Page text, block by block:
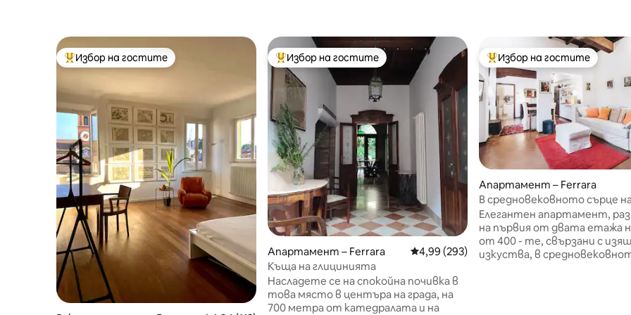
Най-популярен избор на гостите
Избор на гостите Най-популярен избор на гостите
Избор на гостите
Апартамент – Ferrara Средна оценка: 4,99 от 5, 293 отзива
4,99 (293)
Къща на глицинията
Насладете се на спокойна почивка в
това място в центъра на града, на
700 метра от катедралата и на
Най-популярен избор на
Избор на гостите
Апартамент – Ferrara
В средновековното сърце
центъра на града Ферара
Елегантен апартамент,
на първия от двата етажа на сграда
от 400 - те, свързани с
изкуства, в